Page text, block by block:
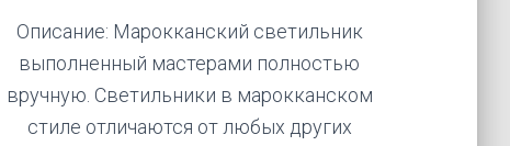
Описание: Марокканский светильник
выполненный мастерами полностью
вручную. Светильники в марокканском
стиле отличаются от любых других